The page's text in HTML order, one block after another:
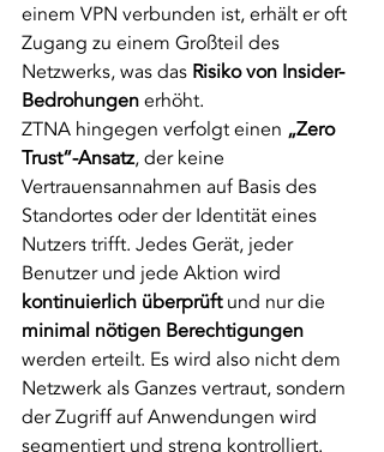
einem VPN verbunden ist, erhält er oft
Zugang zu einem Großteil des
Netzwerks, was das Risiko von Insider-
Bedrohungen erhöht.
ZTNA hingegen verfolgt einen „Zero
Trust“-Ansatz, der keine
Vertrauensannahmen auf Basis des
Standortes oder der Identität eines
Nutzers trifft. Jedes Gerät, jeder
Benutzer und jede Aktion wird
kontinuierlich überprüft und nur die
minimal nötigen Berechtigungen
werden erteilt. Es wird also nicht dem
Netzwerk als Ganzes vertraut, sondern
der Zugriff auf Anwendungen wird
segmentiert und streng kontrolliert.